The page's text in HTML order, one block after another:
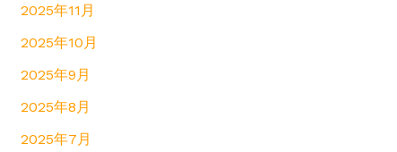
2025年11月
2025年10月
2025年9月
2025年8月
2025年7月